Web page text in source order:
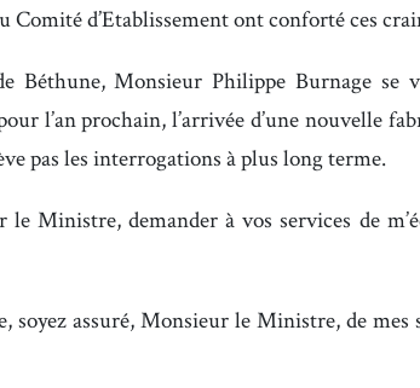
Comité d’Etablissement ont conforté ces
Béthune, Monsieur Philippe Burnage se
l’an prochain, l’arrivée d’une nouvelle
pas les interrogations à plus long terme.
Ministre, demander à vos services de
soyez assuré, Monsieur le Ministre, de mes